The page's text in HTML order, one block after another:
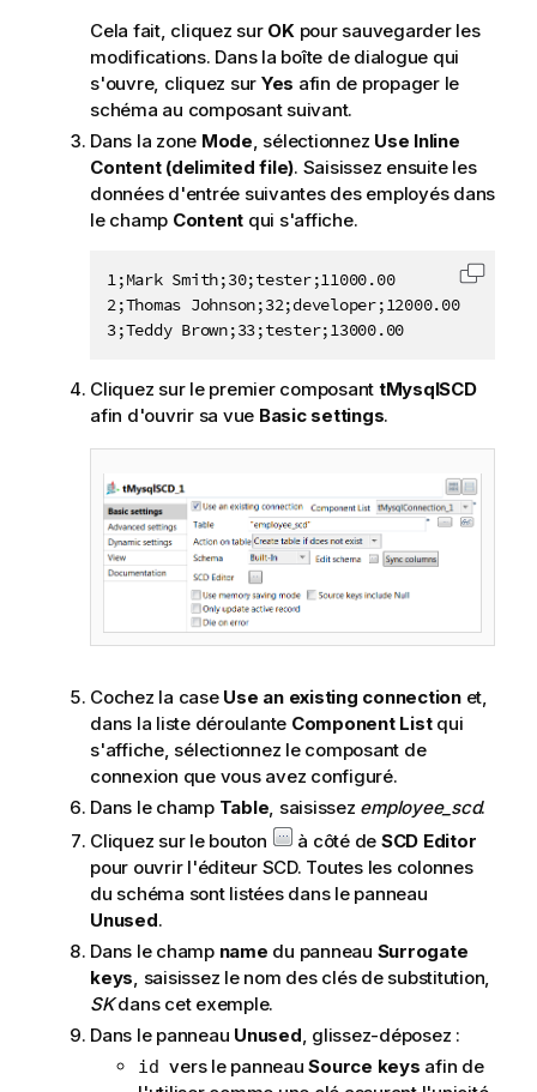
Cela fait, cliquez sur OKpour sauvegarder les
modifications. Dans la boîte de dialogue qui
s'ouvre, cliquez sur Yes afin de propager le
schéma au composant suivant.
Dans la zone Mode, sélectionnez Use Inline
Content (delimited file). Saisissez ensuite les
données d'entrée suivantes des employés dans
le champ Content qui s'affiche.
1;Mark Smith;30;tester;11000.00
2;Thomas Johnson;32;developer;12000.00
Copier
Cliquez sur le premier composant tMysqlSCD
afin d'ouvrir sa vue Basic settings.
Cochez la case Use an existing connectionet,
dans la liste déroulante Component Listqui
s'affiche, sélectionnez le composant de
connexion que vous avez configuré.
Dans le champ Table, saisissez employee_scd.
Cliquez sur le bouton
à côté de SCD Editor
pour ouvrir l'éditeur SCD. Toutes les colonnes
du schéma sont listées dans le panneau
Unused.
Dans le champ name du panneau Surrogate
keys, saisissez le nom des clés de substitution,
SKdans cet exemple.
Dans le panneau Unused, glissez-déposez :
idvers le panneauSource keys afin de